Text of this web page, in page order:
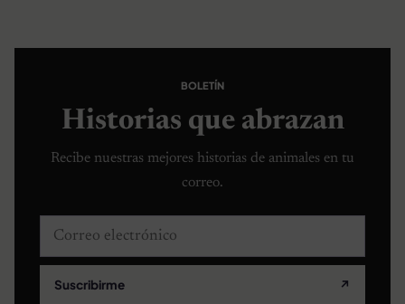
BOLETÍN
Historias que abrazan
Recibe nuestras mejores historias de animales en tu
correo.
Correo electrónico
Suscribirme ↗